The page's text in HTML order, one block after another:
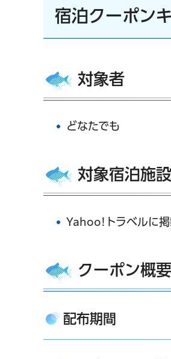
宿泊クーポン
対象者
どなたでも
対象宿泊施設
Yahoo!トラベルに
クーポン概要
配布期間